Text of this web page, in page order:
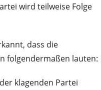
wird teilweise Folge
dass die
folgendermaßen lauten:
klagenden Partei